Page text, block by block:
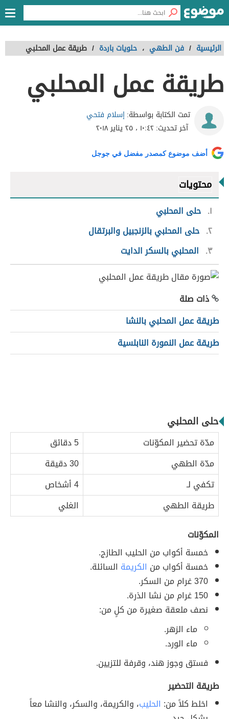
الرئيسية / فن الطهي ، حلويات باردة / طريقة عمل المحلبي
طريقة عمل المحلبي
تمت الكتابة بواسطة:إسلام فتحي
آخر تحديث:١٠:٤٢ ، ٢٥ يناير ٢٠١٨
أضف موضوع كمصدر مفضل في جوجل
محتويات
١ حلى المحلبي
٢ حلى المحلبي بالزنجبيل والبرتقال
٣
المحلبي بالسكر الدايت
ذات صلة
طريقة عمل المحلبي بالنشا
طريقة عمل النمورة النابلسية
حلى المحلبي
مدّة تحضير المكوّنات
5 دقائق
مدّة الطهي
30 دقيقة
تكفي لـ
4 أشخاص
طريقة الطهي
الغلي
المكوّنات
خمسة أكواب من الحليب الطازج.
خمسة أكواب من الكريمة السائلة.
370 غرام من السكر.
150 غرام من نشا الذرة.
نصف ملعقة صغيرة من كلٍ من:
ماء الزهر.
ماء الورد.
فستق وجوز هند، وقرفة للتزيين.
طريقة التحضير
اخلط كلاً من: الحليب، والكريمة، والسكر، والنشا معاً